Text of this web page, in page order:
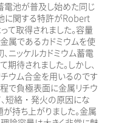
電池が普及し始めた同じ
に関する特許がRobert
て取得されました。容量
属であるカドミウムを使
ニッケルカドミウム蓄電
待されました。しかし、
ウム合金を用いるのです
で負極表面に金属リチウ
短絡・発火の原因にな
が持ち上がりました。金属